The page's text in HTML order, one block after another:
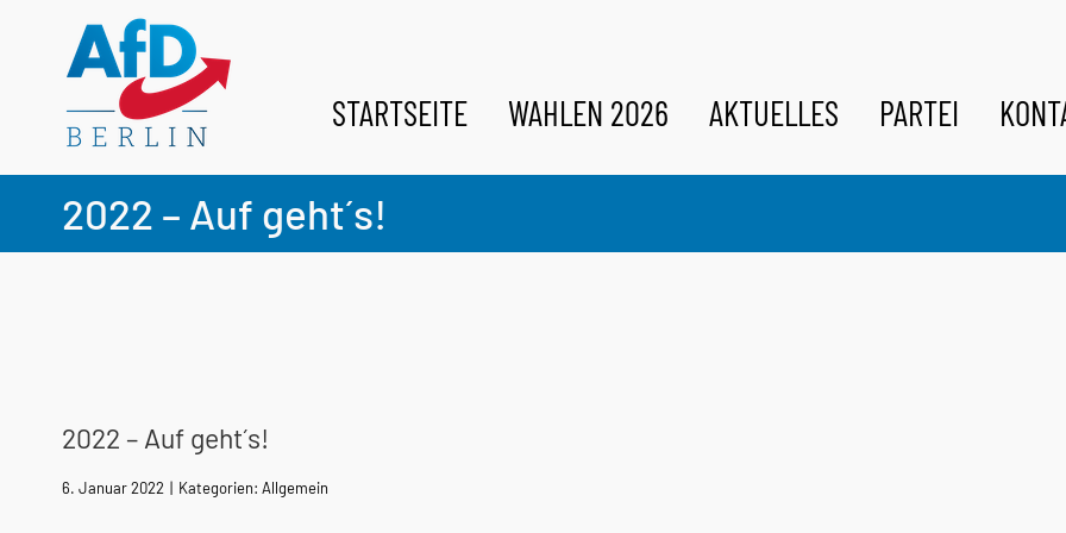
STARTSEITE WAHLEN 2026 AKTUELLES PARTEI
2022 – Auf geht´s!
2022 – Auf geht´s!
6. Januar 2022 | Kategorien: Allgemein